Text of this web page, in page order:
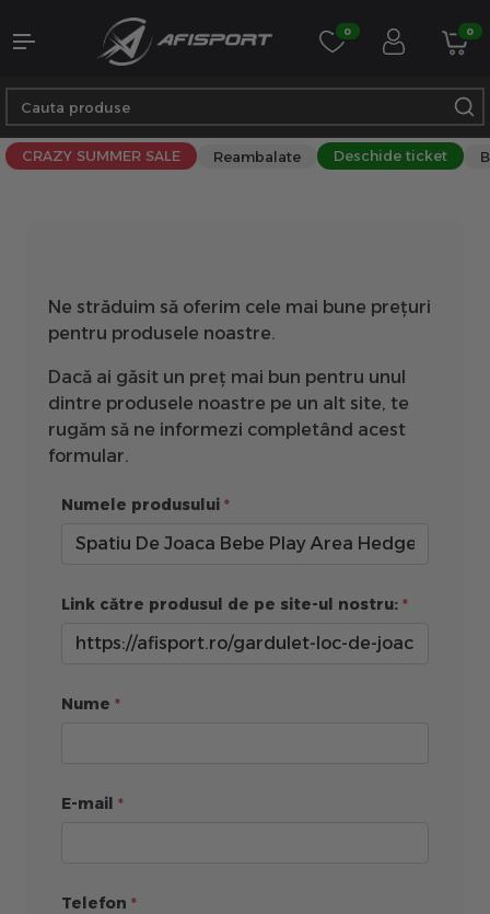
0 0
CRAZY SUMMER SALE Reambalate Deschide ticket
Ne străduim să oferim cele mai bune prețuri
pentru produsele noastre.
Dacă ai găsit un preț mai bun pentru unul
dintre produsele noastre pe un alt site, te
rugăm să ne informezi completând acest
formular.
Numele produsului
Link către produsul de pe site-ul nostru:
Nume
E-mail
Telefon